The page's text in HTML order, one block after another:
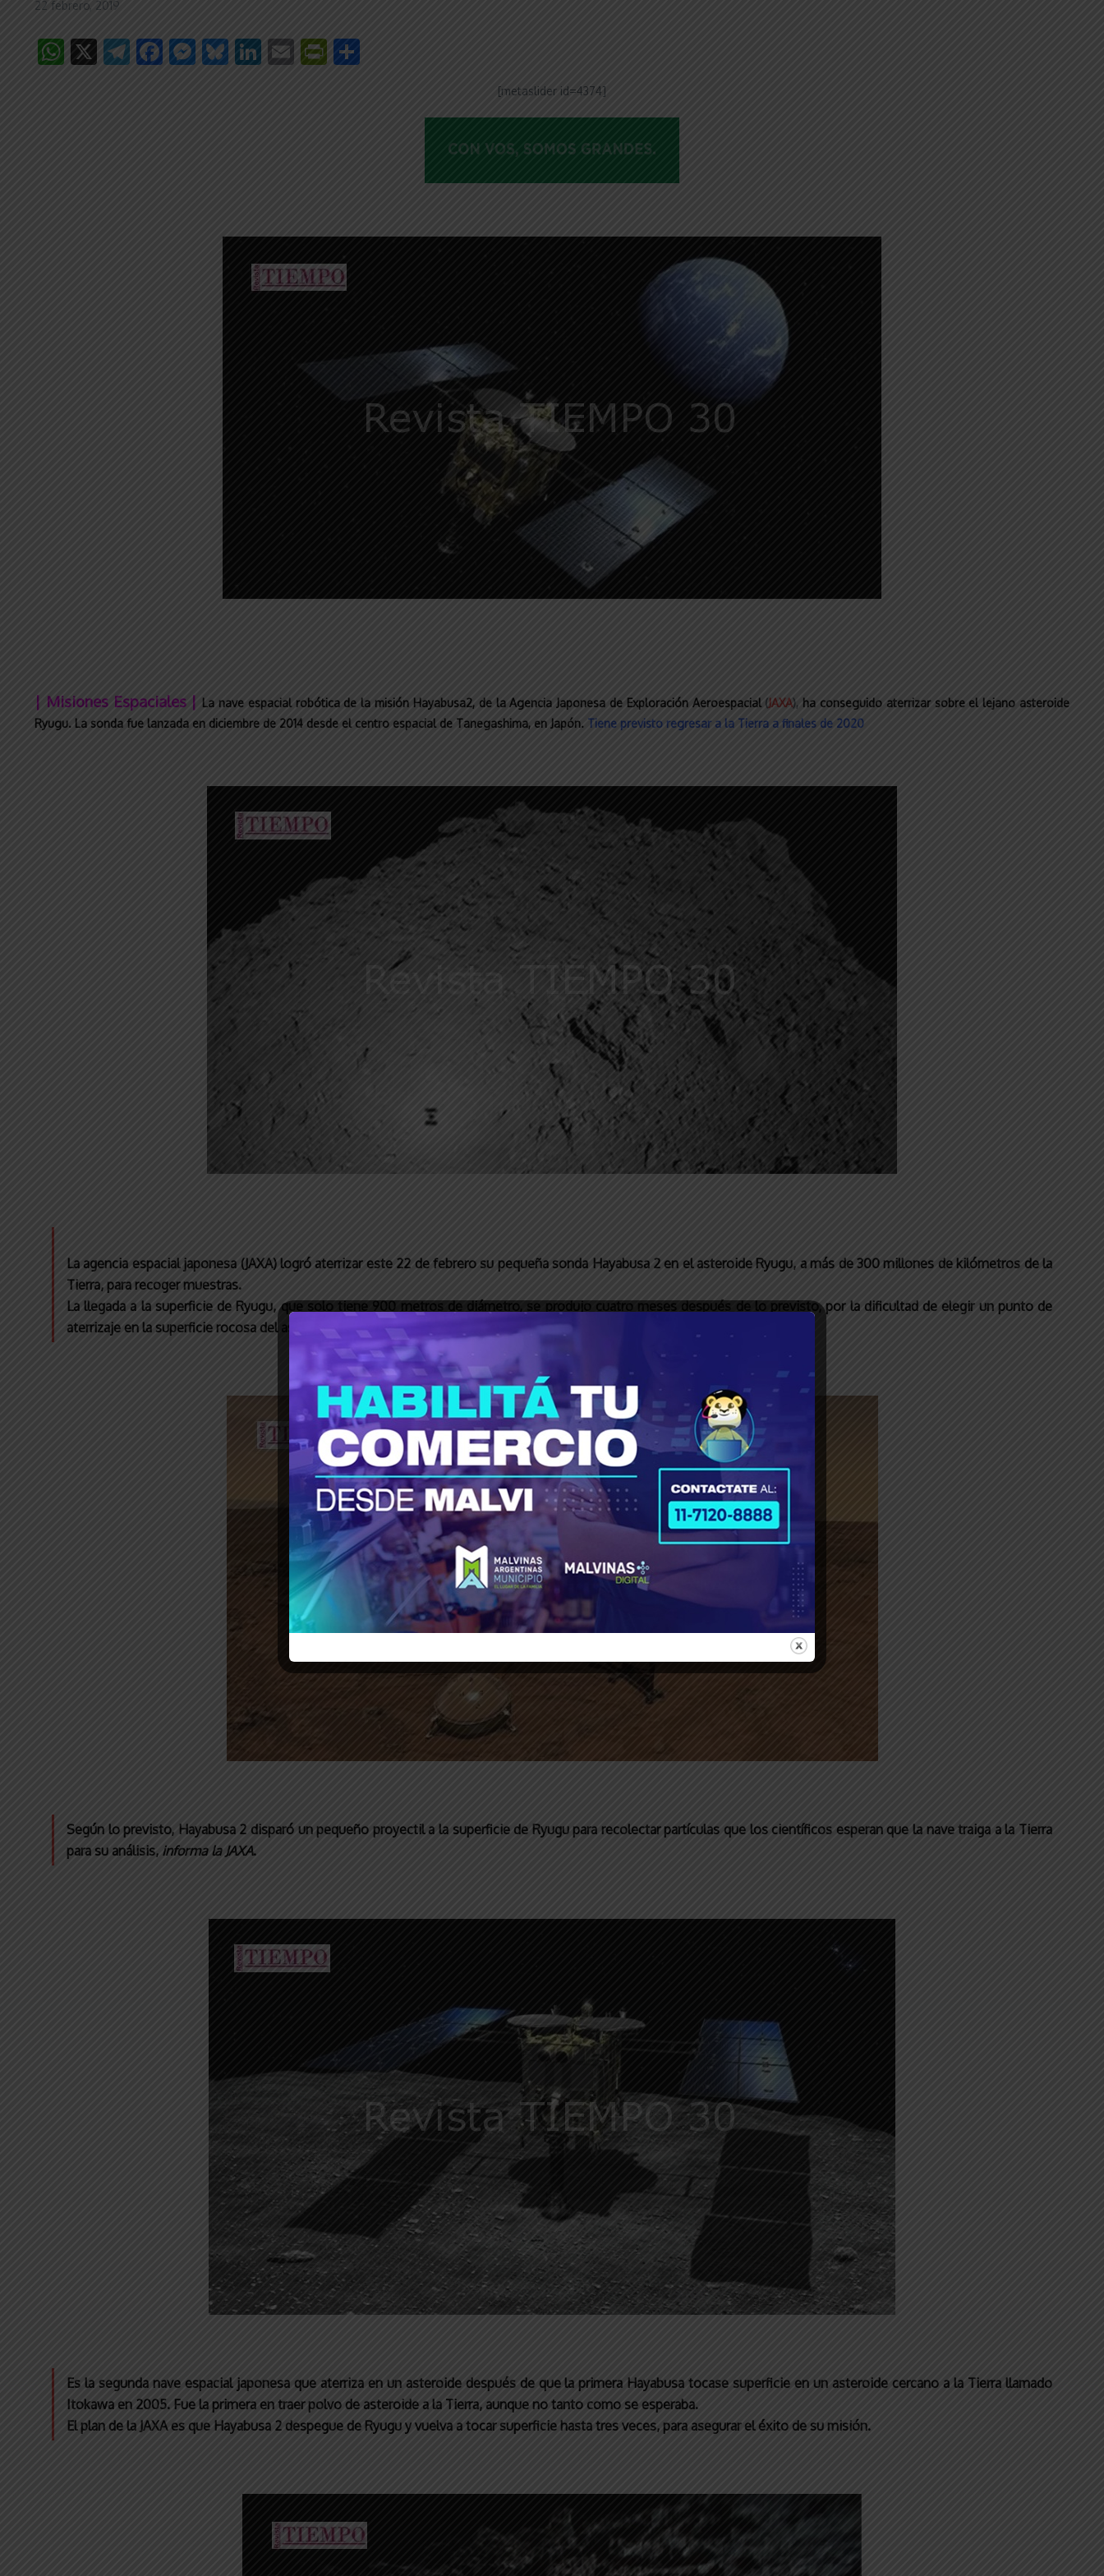
22 febrero, 2019
WhatsApp
X Telegram
Facebook
Messenger
Bluesky
LinkedIn
EmailPrintFriendly
[metaslider id=4374]
| Misiones Espaciales | La nave espacial robótica de la misión Hayabusa2, de la Agencia Japonesa de Exploración Aeroespacial( JAXA), ha conseguido aterrizar sobre el lejano asteroide
Ryugu. La sonda fue lanzada en diciembre de 2014 desde el centro espacial de Tanegashima, en Japón. Tiene previsto regresar a la Tierra a finales de 2020
La agencia espacial japonesa (JAXA) logró aterrizar este 22 de febrero su pequeña sonda Hayabusa 2 en el asteroide Ryugu, a más de 300 millones de kilómetros de la
Tierra, para recoger muestras.
La llegada a la superficie de Ryugu, que solo tiene 900 metros de diámetro, se produjo cuatro meses después de lo previsto, por la dificultad de elegir un punto de
aterrizaje en la superficie rocosa del asteroide.
Según lo previsto, Hayabusa 2 disparó un pequeño proyectil a la superficie de Ryugu para recolectar partículas que los científicos esperan que la nave traiga a la Tierra
para su análisis, informa la JAXA.
Es la segunda nave espacial japonesa que aterriza en un asteroide después de que la primera Hayabusa tocase superficie en un asteroide cercano a la Tierra llamado
Itokawa en 2005. Fue la primera en traer polvo de asteroide a la Tierra, aunque no tanto como se esperaba.
El plan de la JAXA es que Hayabusa 2 despegue de Ryugu y vuelva a tocar superficie hasta tres veces, para asegurar el éxito de su misión.